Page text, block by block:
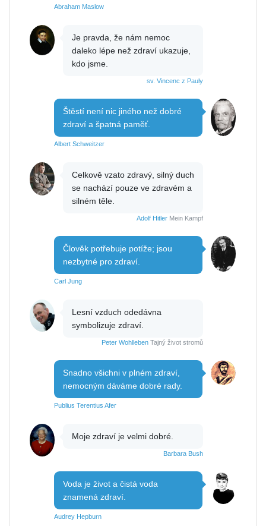
Abraham Maslow
Je pravda, že nám nemoc
daleko lépe než zdraví ukazuje,
kdo jsme.
sv. Vincenc z Pauly
Štěstí není nic jiného než dobré
zdraví a špatná paměť.
Albert Schweitzer
Celkově vzato zdravý, silný duch
se nachází pouze ve zdravém a
silném těle.
Adolf Hitler Mein Kampf
Člověk potřebuje potíže; jsou
nezbytné pro zdraví.
Carl Jung
Lesní vzduch odedávna
symbolizuje zdraví.
Peter Wohlleben Tajný život stromů
Snadno všichni v plném zdraví,
nemocným dáváme dobré rady.
Publius Terentius Afer
Moje zdraví je velmi dobré.
Barbara Bush
Voda je život a čistá voda
znamená zdraví.
Audrey Hepburn